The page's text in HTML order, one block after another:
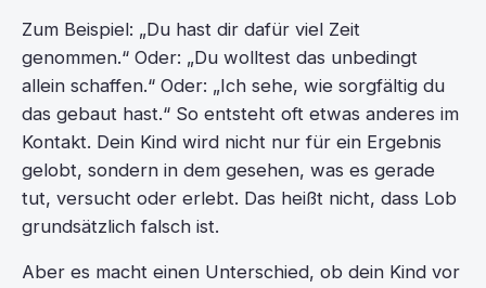
Zum Beispiel: „Du hast dir dafür viel Zeit
genommen.“ Oder: „Du wolltest das unbedingt
allein schaffen.“ Oder: „Ich sehe, wie sorgfältig du
das gebaut hast.“ So entsteht oft etwas anderes im
Kontakt. Dein Kind wird nicht nur für ein Ergebnis
gelobt, sondern in dem gesehen, was es gerade
tut, versucht oder erlebt. Das heißt nicht, dass Lob
grundsätzlich falsch ist.
Aber es macht einen Unterschied, ob dein Kind vor